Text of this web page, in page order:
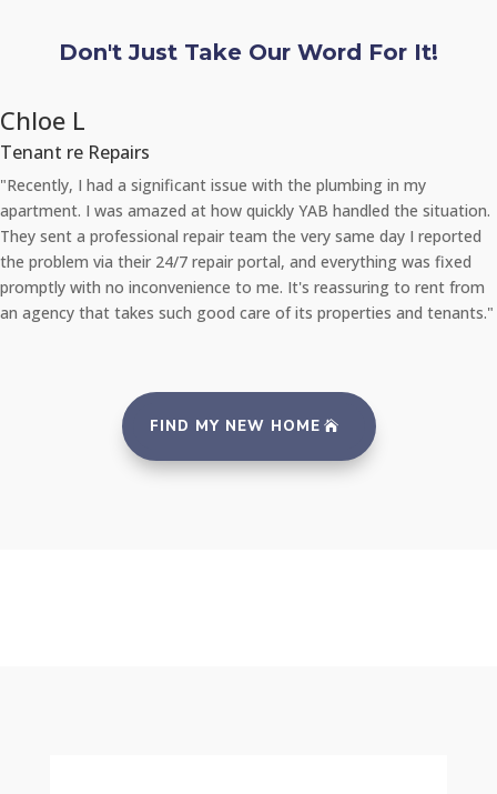
Don't Just Take Our Word For It!
Chloe L
Tenant re Repairs
"Recently, I had a significant issue with the plumbing in my
apartment. I was amazed at how quickly YAB handled the situation.
They sent a professional repair team the very same day I reported
the problem via their 24/7 repair portal, and everything was fixed
promptly with no inconvenience to me. It's reassuring to rent from
an agency that takes such good care of its properties and tenants."
FIND MY NEW HOME